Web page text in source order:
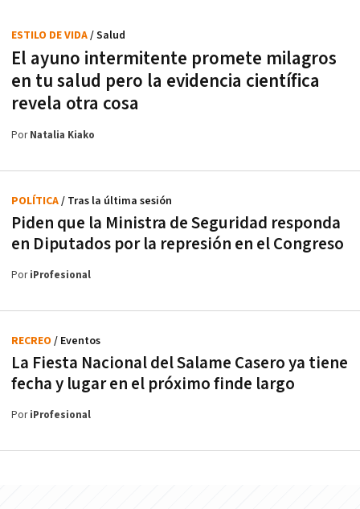
El ayuno intermitente promete milagros
en tu salud pero la evidencia científica
revela otra cosa
ESTILO DE VIDA/ Salud
PorNatalia Kiako
Piden que la Ministra de Seguridad responda
en Diputados por la represión en el Congreso
POLÍTICA/ Tras la última sesión
PoriProfesional
La Fiesta Nacional del Salame Casero ya tiene
fecha y lugar en el próximo finde largo
RECREO / Eventos
PoriProfesional